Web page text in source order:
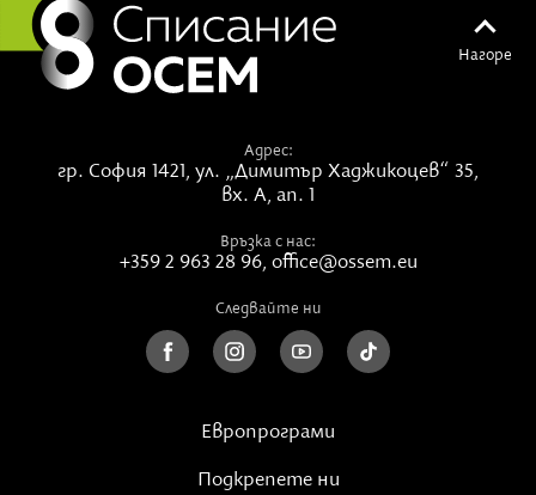
Групи и индивидуални сесии с Богомила-Сандия:
Индивидуални сесии Таро и Енергийно Лечение
Авторска музика
тези хаотични времена, можете да си запишете
Нагоре
Адрес:
гр. София 1421, ул. „Димитър Хаджикоцев“ 35,
вх. А, ап. 1
Връзка с нас:
+359 2 963 28 96, office@ossem.eu
Следвайте ни
Европрограми
Подкрепете ни